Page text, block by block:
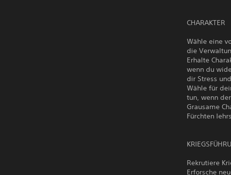
CHARAKTER
Wähle eine
die
Erhalte
wenn du
dir Stress
Wähle für
tun, wenn
Grausame
Fürchten
Rekrutiere
Erforsche